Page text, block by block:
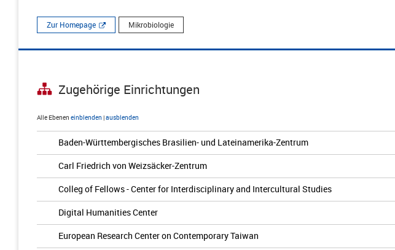
Zur Homepage Mikrobiologie
Zugehörige Einrichtungen
Alle Ebenen einblenden |ausblenden
Baden-Württembergisches Brasilien- und Lateinamerika-Zentrum
Carl Friedrich von Weizsäcker-Zentrum
Colleg of Fellows - Center for Interdisciplinary and Intercultural Studies
Digital Humanities Center
European Research Center on Contemporary Taiwan